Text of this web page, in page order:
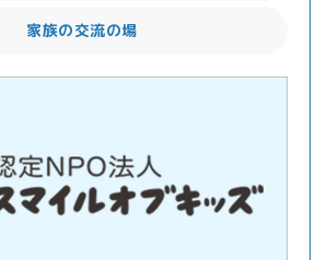
家族の交流の場